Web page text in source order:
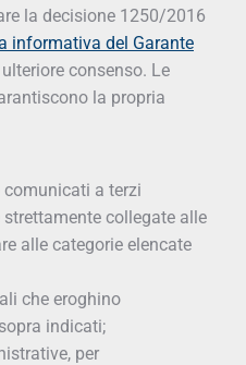
la decisione 1250/2016
informativa del Garante
consenso. Le
la propria
a terzi
collegate alle
alle categorie elencate
che eroghino
indicati;
per